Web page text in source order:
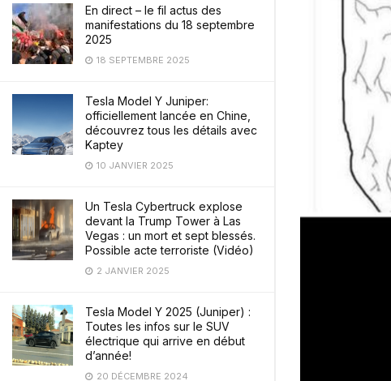
En direct – le fil actus des
manifestations du 18 septembre
2025
18 SEPTEMBRE 2025
Tesla Model Y Juniper:
officiellement lancée en Chine,
découvrez tous les détails avec
Kaptey
10 JANVIER 2025
Un Tesla Cybertruck explose
devant la Trump Tower à Las
Vegas : un mort et sept blessés.
Possible acte terroriste (Vidéo)
2 JANVIER 2025
Tesla Model Y 2025 (Juniper) :
Toutes les infos sur le SUV
électrique qui arrive en début
d’année!
20 DÉCEMBRE 2024